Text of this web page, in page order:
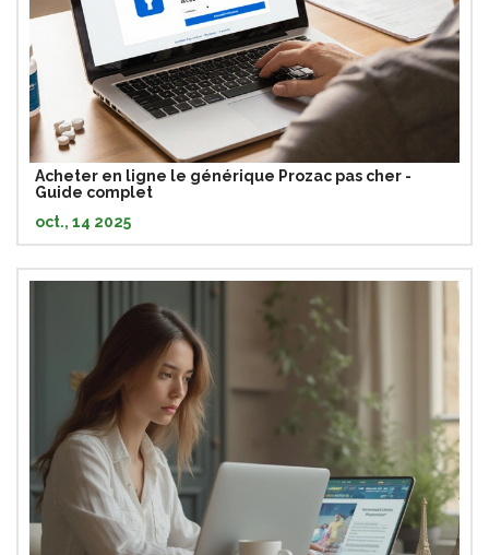
Acheter en ligne le générique Prozac pas cher -
Guide complet
oct., 14 2025